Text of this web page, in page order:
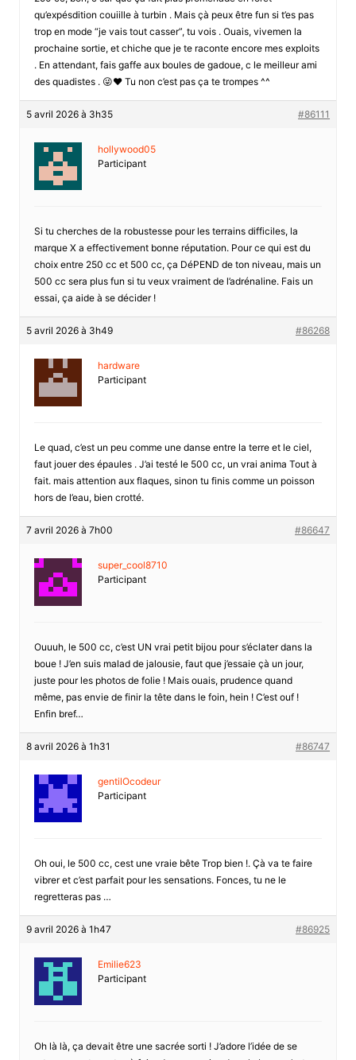
qu’expésdition couiille à turbin . Mais çà peux être fun si t’es pas
trop en mode “je vais tout casser”, tu vois . Ouais, vivemen la
prochaine sortie, et chiche que je te raconte encore mes exploits
. En attendant, fais gaffe aux boules de gadoue, c le meilleur ami
des quadistes . 😜❤️ Tu non c’est pas ça te trompes ^^
5 avril 2026 à 3h35 #86111
hollywood05
Participant
Si tu cherches de la robustesse pour les terrains difficiles, la
marque X a effectivement bonne réputation. Pour ce qui est du
choix entre 250 cc et 500 cc, ça DéPEND de ton niveau, mais un
500 cc sera plus fun si tu veux vraiment de l’adrénaline. Fais un
essai, ça aide à se décider !
5 avril 2026 à 3h49 #86268
hardware
Participant
Le quad, c’est un peu comme une danse entre la terre et le ciel,
faut jouer des épaules . J’ai testé le 500 cc, un vrai anima Tout à
fait. mais attention aux flaques, sinon tu finis comme un poisson
hors de l’eau, bien crotté.
7 avril 2026 à 7h00 #86647
super_cool8710
Participant
Ouuuh, le 500 cc, c’est UN vrai petit bijou pour s’éclater dans la
boue ! J’en suis malad de jalousie, faut que j’essaie çà un jour,
juste pour les photos de folie ! Mais ouais, prudence quand
même, pas envie de finir la tête dans le foin, hein ! C’est ouf !
Enfin bref…
8 avril 2026 à 1h31 #86747
gentilOcodeur
Participant
Oh oui, le 500 cc, cest une vraie bête Trop bien !. Çà va te faire
vibrer et c’est parfait pour les sensations. Fonces, tu ne le
regretteras pas …
9 avril 2026 à 1h47 #86925
Emilie623
Participant
Oh là là, ça devait être une sacrée sorti ! J’adore l’idée de se